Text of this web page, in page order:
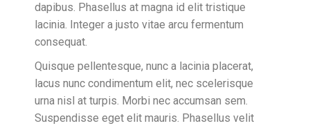
dapibus. Phasellus at magna id elit tristique
lacinia. Integer a justo vitae arcu fermentum
consequat.
Quisque pellentesque, nunc a lacinia placerat,
lacus nunc condimentum elit, nec scelerisque
urna nisl at turpis. Morbi nec accumsan sem.
Suspendisse eget elit mauris. Phasellus velit